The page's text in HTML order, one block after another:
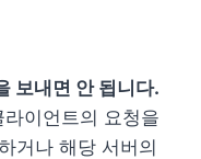
보내면 안 됩니다.
이언트의 요청을
거나 해당 서버의